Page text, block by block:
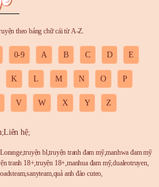
theo bảng chữ cái từ A-Z.
0-9 A B C D E
K L M N O P
V W X Y Z
;Liên hệ;
,truyện bl,truyện tranh đam mỹ,manhwa đam mỹ
tranh 18+,truyện 18+,manhua đam mỹ,dualeotruyen,
,sanyteam,quả anh đào cuteo,